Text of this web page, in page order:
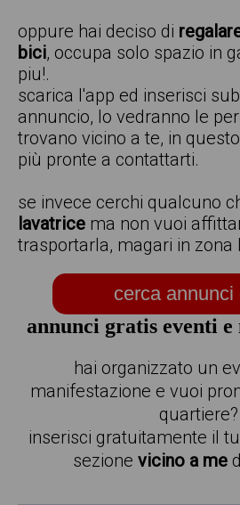
oppure hai deciso di
bici, occupa solo spazio in
piu!.
scarica l'app ed inserisci
annuncio, lo vedranno le
trovano vicino a te, in
più pronte a contattarti.
se invece cerchi qualcuno
lavatrice ma non vuoi
trasportarla, magari in zona
cerca annunci
annunci gratis eventi e
hai organizzato un
manifestazione e vuoi
quartiere?
inserisci gratuitamente il
sezione vicino a me